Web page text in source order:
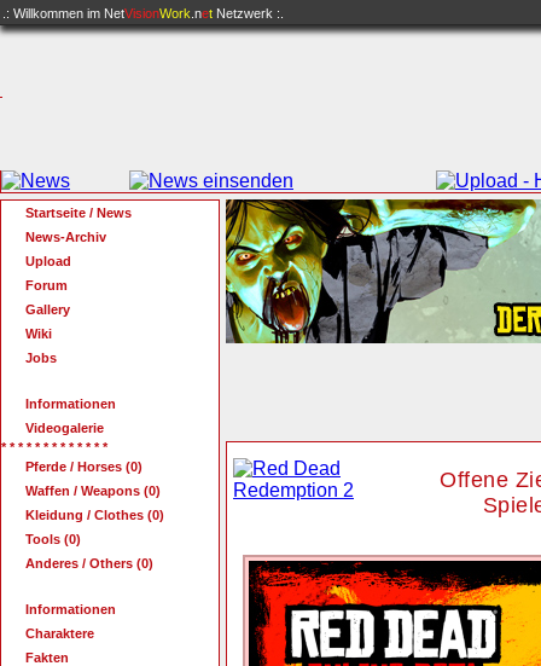
.: Willkommen im NetVisionWork .netNetzwerk :.
Startseite / News
News-Archiv
Upload
Forum
Gallery
Wiki
Jobs
Informationen
Videogalerie
* * * * * * * * * * * * *
Pferde / Horses (0)
Waffen / Weapons (0)
Kleidung / Clothes (0)
Tools (0)
Anderes / Others (0)
Informationen
Charaktere
Fakten
Offene